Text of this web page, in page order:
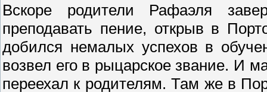
Вскоре родители Рафаэля
преподавать пение, открыв в
добился немалых успехов в
возвел его в рыцарское звание. И
переехал к родителям. Там же в